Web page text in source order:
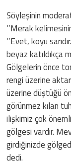
Söyleşinin
‘’Merak
‘’Evet, koyu
beyaz katıldıkça
Gölgelerin önce
rengi üzerine
üzerine düştüğü
görünmez kılan
ilişkimiz çok
gölgesi vardır.
girdiğinizde
dedi.